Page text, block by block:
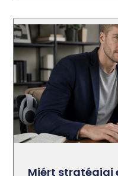
Miért stratégiai